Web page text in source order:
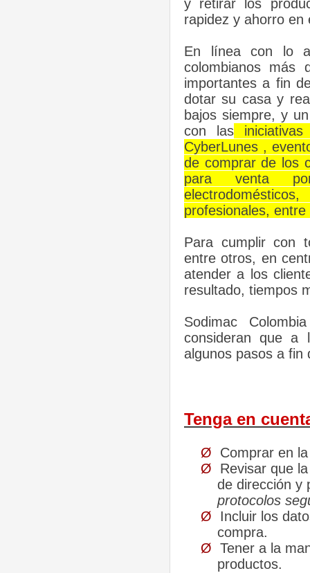
y retirar los
rapidez y ahorro en
En línea con lo
colombianos más
importantes a fin
dotar su casa y
bajos siempre, y
con las
CyberLunes ,
de comprar de los
para venta
profesionales,
Para cumplir con
entre otros, en
atender a los
resultado, tiempos
Sodimac
consideran que
algunos pasos a
Tenga en
Ø
Comprar en
Ø
Revisar que
de dirección y
protocolos
Ø
Incluir los
compra.
Ø Tener a la
productos.